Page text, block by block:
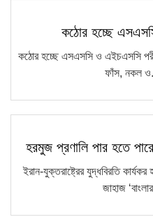
কঠোর হচ্ছে
কঠোর হচ্ছে এসএসসি ও এইচএসসি
ফাঁস, নকল
হরমুজ প্রণালি পার হতে
ইরান-যুক্তরাষ্ট্রের যুদ্ধবিরতি
জাহাজ